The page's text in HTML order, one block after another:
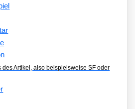
des Artikel, also beispielsweise SF oder